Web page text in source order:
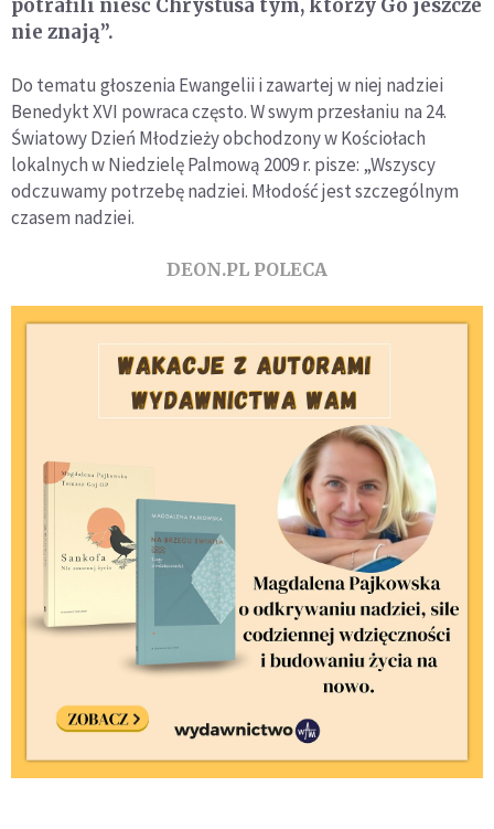
potrafili nieść Chrystusa tym, którzy Go jeszcze
nie znają”.
Do tematu głoszenia Ewangelii i zawartej w niej nadziei
Benedykt XVI powraca często. W swym przesłaniu na 24.
Światowy Dzień Młodzieży obchodzony w Kościołach
lokalnych w Niedzielę Palmową 2009 r. pisze: „Wszyscy
odczuwamy potrzebę nadziei. Młodość jest szczególnym
czasem nadziei.
DEON.PL POLECA